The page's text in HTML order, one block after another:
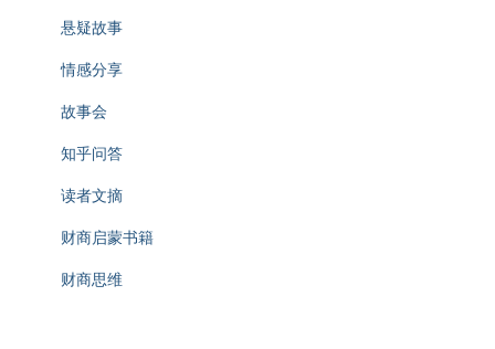
悬疑故事
情感分享
故事会
知乎问答
读者文摘
财商启蒙书籍
财商思维